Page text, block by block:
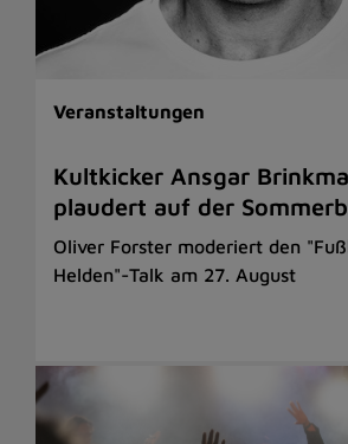
Veranstaltungen
Kultkicker Ansgar
plaudert auf der
Oliver Forster moderiert den
Helden"-Talk am 27. August